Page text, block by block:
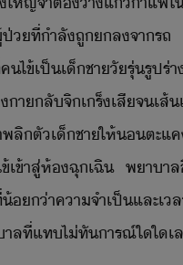
​ที่​ำลั​ถู​​ล​จา​รถ​
ไข้​เป็​เ็ชา​ัรุ่​รูปร่
า​ลั​จิ​เร็​เสี​จ​เส้
ตั​เ็ชา​ให้​ตะแค
ข้​เข้าสู่​ห้​ฉุเฉิ​ ​พาา
่า​คาจำเป็​และ​เ
าล​ที่​แท​ไ่ทัารณ​์​ใ​ใ​เ